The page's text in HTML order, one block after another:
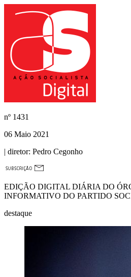
nº 1431
06 Maio 2021
| diretor: Pedro Cegonho
EDIÇÃO DIGITAL DIÁRIA DO
INFORMATIVO DO PARTIDO
destaque